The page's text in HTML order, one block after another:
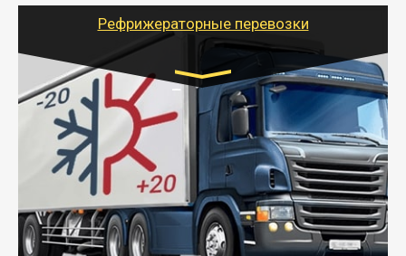
для погрузочно-разгрузочных работ при перевозке.
Рефрижераторные перевозки
Транспорт:
Газель (1,5 и 3 тонны), Бычок, Еврофура от 5 до
10 тонн
от 6000 руб.
- Рефрижераторные перевозки грузов с
соблюдением температурного режима, работающим
термописцем, санитарной обработкой кузова и мед.
книжкой у водителя.